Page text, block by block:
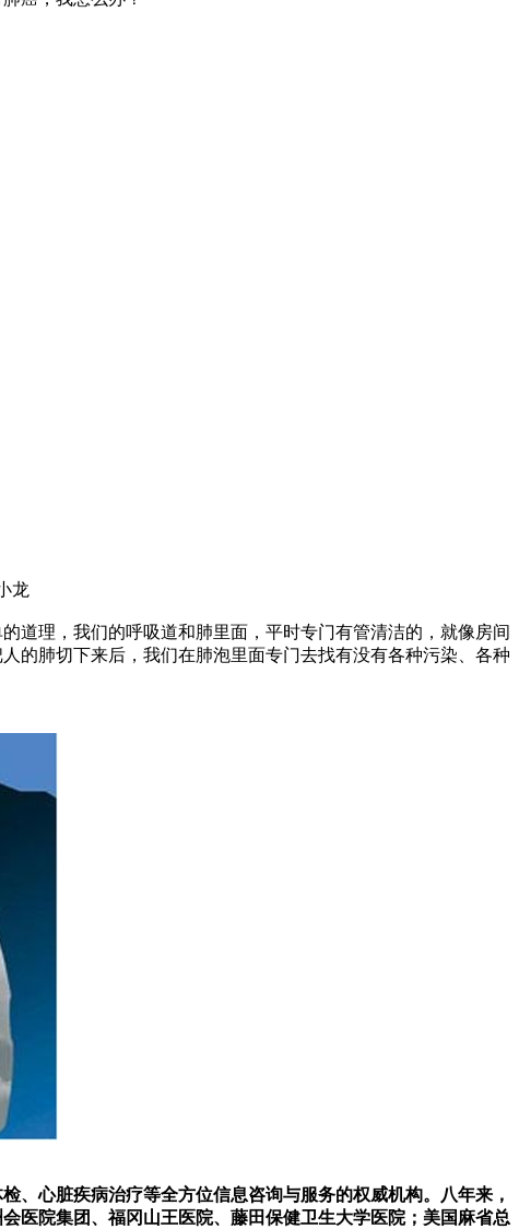
龙
理，我们的呼吸道和肺里面，平时专门有管清洁的，就像房间
的肺切下来后，我们在肺泡里面专门去找有没有各种污染、各种
、心脏疾病治疗等全方位信息咨询与服务的权威机构。八年来，
医院集团、福冈山王医院、藤田保健卫生大学医院；美国麻省总